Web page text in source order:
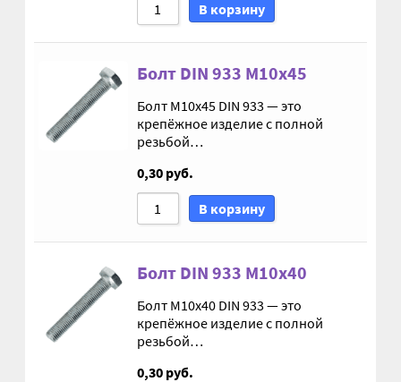
М12
М14
Винт с внутренним шестигранником DIN 912
В корзину
Болт DIN 933 М10х45
Болт М10х45 DIN 933 — это
крепёжное изделие с полной
резьбой…
0,30 руб.
В корзину
Болт DIN 933 М10х40
Болт М10х40 DIN 933 — это
крепёжное изделие с полной
резьбой…
0,30 руб.